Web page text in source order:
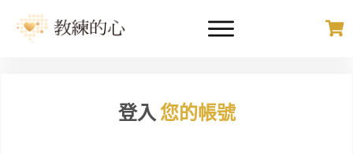
登入您的帳號